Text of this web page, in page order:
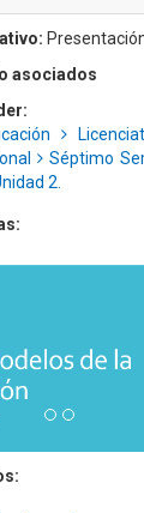
asociados
Séptimo
2.